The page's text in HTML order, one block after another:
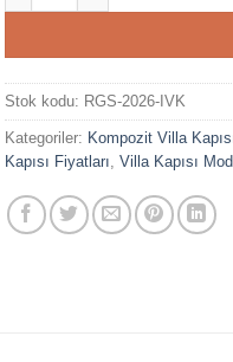
Stok kodu: RGS-2026-IVK
Kategoriler: Kompozit Villa
Kapısı Fiyatları, Villa Kapısı